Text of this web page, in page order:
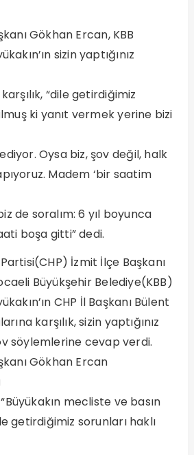
Gökhan Ercan, KBB
sizin yaptığınız
“dile getirdiğimiz
ki yanıt vermek yerine bizi
Oysa biz, şov değil, halk
Madem ‘bir saatim
de soralım: 6 yıl boyunca
boşa gitti” dedi.
İzmit İlçe Başkanı
Büyükşehir Belediye(KBB)
CHP İl Başkanı Bülent
karşılık, sizin yaptığınız
söylemlerine cevap verdi.
Gökhan Ercan
mecliste ve basın
getirdiğimiz sorunları haklı